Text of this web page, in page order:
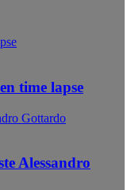
time lapse
Gottardo
Alessandro